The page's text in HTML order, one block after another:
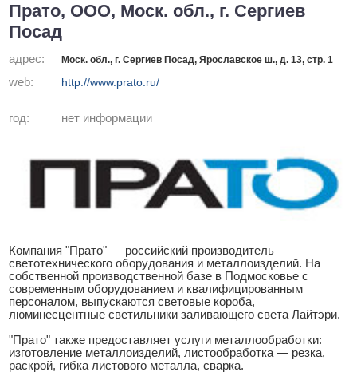
Прато, ООО, Моск. обл., г. Сергиев
Посад
адрес: Моск. обл., г. Сергиев Посад, Ярославское ш., д. 13, стр. 1
web: http://www.prato.ru/
год: нет информации
Компания "Прато" — российский производитель
светотехнического оборудования и металлоизделий. На
собственной производственной базе в Подмосковье с
современным оборудованием и квалифицированным
персоналом, выпускаются световые короба,
люминесцентные светильники заливающего света Лайтэри.
"Прато" также предоставляет услуги металлообработки:
изготовление металлоизделий, листообработка — резка,
раскрой, гибка листового металла, сварка.